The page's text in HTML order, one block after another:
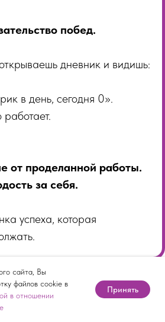
побед.
дневник и видишь:
в день, сегодня 0».
от проделанной работы.
за себя.
успеха, которая
профиль?
сайта, Вы
файлов cookie в
в отношении
Принять